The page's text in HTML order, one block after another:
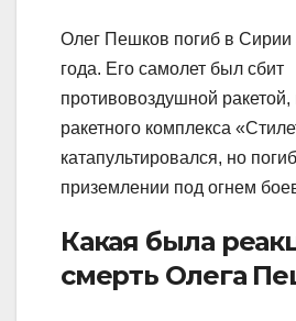
Олег Пешков погиб в Сирии
года. Его самолет был сбит
противовоздушной
ракетного комплекса
катапультировался, но
приземлении под огнем
Какая была
смерть Олега